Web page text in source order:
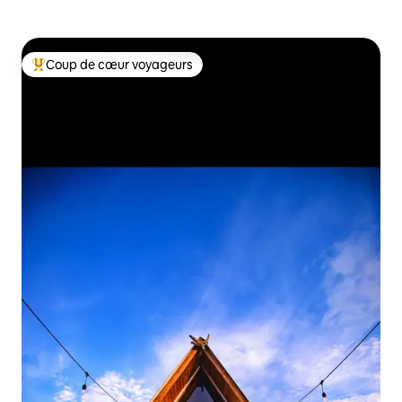
Coups de cœur voyageurs les plus appréciés
Coup de cœur voyageurs